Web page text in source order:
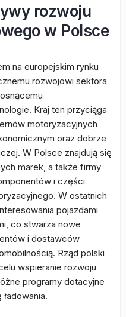
rozwoju
w Polsce
na europejskim rynku
rozwojowi sektora
Kraj ten przyciąga
motoryzacyjnych
oraz dobrze
W Polsce znajdują się
marek, a także firmy
i części
W ostatnich
pojazdami
co stwarza nowe
i dostawców
Rząd polski
wspieranie rozwoju
programy dotacyjne